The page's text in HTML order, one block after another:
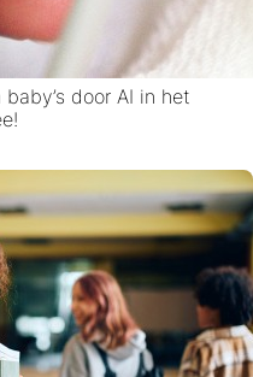
door AI in het